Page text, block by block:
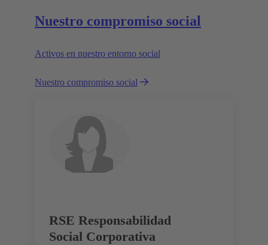
Nuestro compromiso social
Activos en nuestro entorno social
Nuestro compromiso social
RSE Responsabilidad
Social Corporativa